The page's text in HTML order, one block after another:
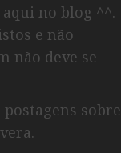
no blog ^^.
e não
não deve se
sobre